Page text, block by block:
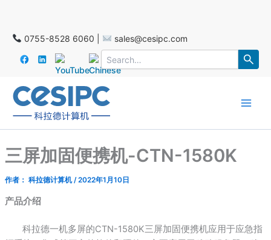
0755-8528 6060 |
sales@cesipc.com
三屏加固便携机-CTN-1580K
作者： 科拉德计算机/2022年1月10日
产品介绍
科拉德一机多屏的CTN-1580K三屏加固便携机应用于应急指